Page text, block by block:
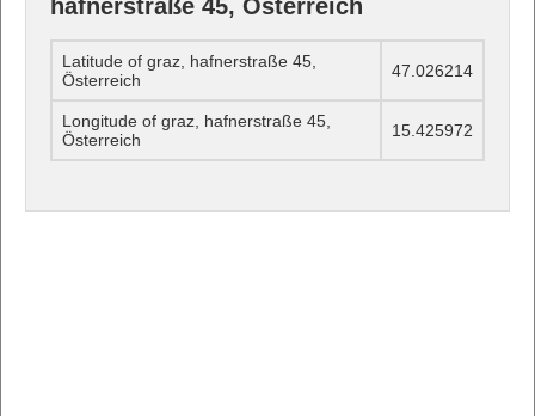
hafnerstraße 45, Österreich
Latitude of graz, hafnerstraße 45,
Österreich
47.026214
Longitude of graz, hafnerstraße 45,
Österreich
15.425972